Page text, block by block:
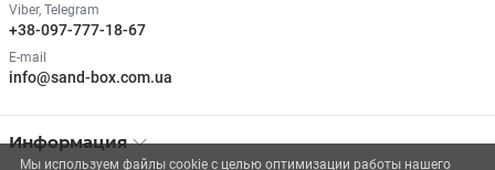
Viber, Telegram
+38-097-777-18-67
E-mail
info@sand-box.com.ua
Информация
Мы используем файлы cookie с целью оптимизации работы нашего